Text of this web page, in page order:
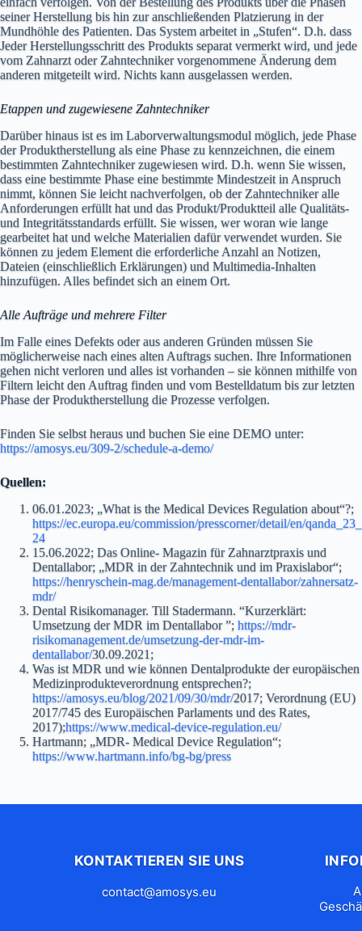
seiner Herstellung bis hin zur anschließenden Platzierung in der
Mundhöhle des Patienten. Das System arbeitet in „Stufen“. D.h. dass
Jeder Herstellungsschritt des Produkts separat vermerkt wird, und jede
vom Zahnarzt oder Zahntechniker vorgenommene Änderung dem
anderen mitgeteilt wird. Nichts kann ausgelassen werden.
Etappen und zugewiesene Zahntechniker
Darüber hinaus ist es im Laborverwaltungsmodul möglich, jede Phase
der Produktherstellung als eine Phase zu kennzeichnen, die einem
bestimmten Zahntechniker zugewiesen wird. D.h. wenn Sie wissen,
dass eine bestimmte Phase eine bestimmte Mindestzeit in Anspruch
nimmt, können Sie leicht nachverfolgen, ob der Zahntechniker alle
Anforderungen erfüllt hat und das Produkt/Produktteil alle Qualitäts-
und Integritätsstandards erfüllt. Sie wissen, wer woran wie lange
gearbeitet hat und welche Materialien dafür verwendet wurden. Sie
können zu jedem Element die erforderliche Anzahl an Notizen,
Dateien (einschließlich Erklärungen) und Multimedia-Inhalten
hinzufügen. Alles befindet sich an einem Ort.
Alle Aufträge und mehrere Filter
Im Falle eines Defekts oder aus anderen Gründen müssen Sie
möglicherweise nach eines alten Auftrags suchen. Ihre Informationen
gehen nicht verloren und alles ist vorhanden – sie können mithilfe von
Filtern leicht den Auftrag finden und vom Bestelldatum bis zur letzten
Phase der Produktherstellung die Prozesse verfolgen.
Finden Sie selbst heraus und buchen Sie eine DEMO unter:
https://amosys.eu/309-2/schedule-a-demo/
Quellen:
06.01.2023; „What is the Medical Devices Regulation about“?;
https://ec.europa.eu/commission/presscorner/detail/en/qanda_23_
24
15.06.2022; Das Online- Magazin für Zahnarztpraxis und
Dentallabor; „MDR in der Zahntechnik und im Praxislabor“;
https://henryschein-mag.de/management-dentallabor/zahnersatz-
mdr/
Dental Risikomanager. Till Stadermann. “Kurzerklärt:
Umsetzung der MDR im Dentallabor ”; https://mdr-
risikomanagement.de/umsetzung-der-mdr-im-
dentallabor/30.09.2021;
Was ist MDR und wie können Dentalprodukte der europäischen
Medizinprodukteverordnung entsprechen?;
https://amosys.eu/blog/2021/09/30/mdr/2017; Verordnung (EU)
2017/745 des Europäischen Parlaments und des Rates,
2017);https://www.medical-device-regulation.eu/
Hartmann; „MDR- Medical Device Regulation“;
https://www.hartmann.info/bg-bg/press
KONTAKTIEREN SIE UNS
contact@amosys.eu